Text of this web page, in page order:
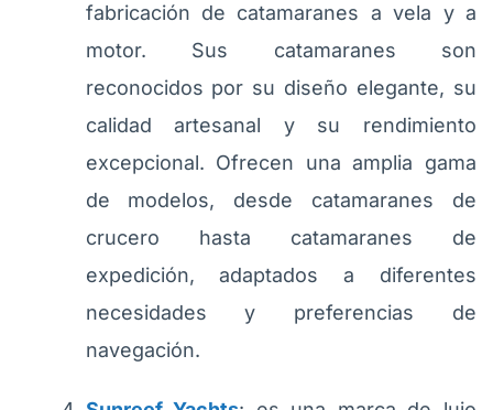
fabricación de catamaranes a vela y a
motor. Sus catamaranes son
reconocidos por su diseño elegante, su
calidad artesanal y su rendimiento
excepcional. Ofrecen una amplia gama
de modelos, desde catamaranes de
crucero hasta catamaranes de
expedición, adaptados a diferentes
necesidades y preferencias de
navegación.